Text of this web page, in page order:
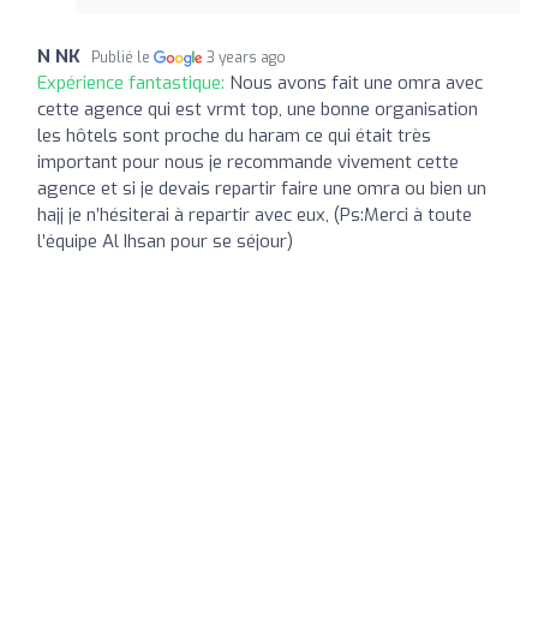
N NK Publié le 3 years ago
Expérience fantastique: Nous avons fait une omra avec
cette agence qui est vrmt top, une bonne organisation
les hôtels sont proche du haram ce qui était très
important pour nous je recommande vivement cette
agence et si je devais repartir faire une omra ou bien un
hajj je n’hésiterai à repartir avec eux, (Ps:Merci à toute
l’équipe Al Ihsan pour se séjour)